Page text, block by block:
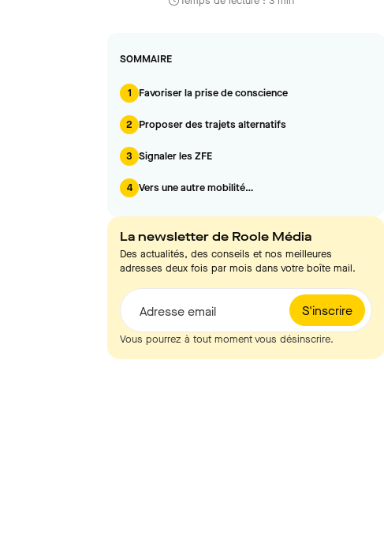
SOMMAIRE
1 Favoriser la prise de conscience
2 Proposer des trajets alternatifs
3 Signaler les ZFE
4 Vers une autre mobilité…
La newsletter de Roole Média
Des actualités, des conseils et nos meilleures
adresses deux fois par mois dans votre boîte mail.
S'inscrire
Adresse email
Vous pourrez à tout moment vous désinscrire.